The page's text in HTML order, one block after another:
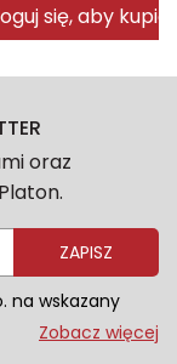
się, aby kupić
oraz
ZAPISZ
na wskazany
marketingowe
Zobacz więcej